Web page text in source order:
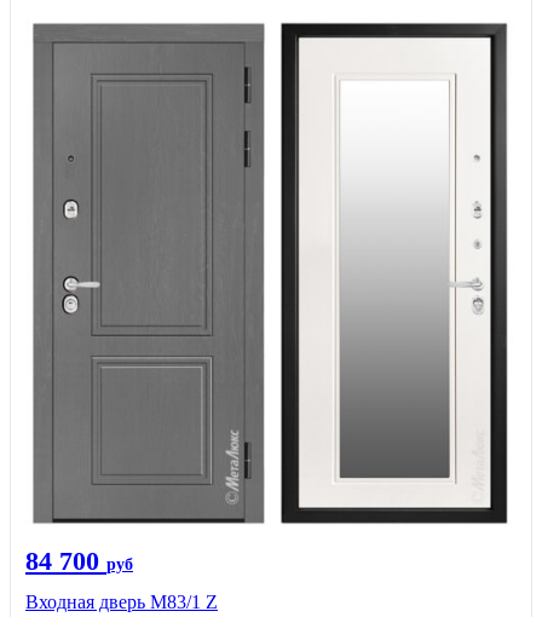
84 700 руб
Входная дверь M83/1 Z